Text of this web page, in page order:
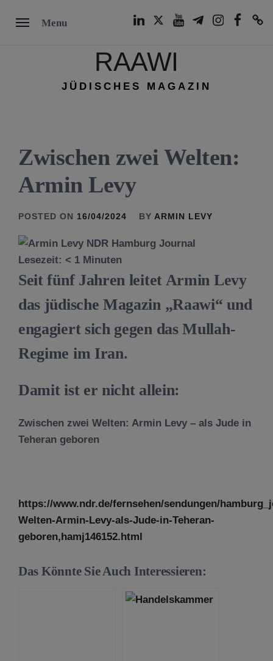
Menu
RAAWI
JÜDISCHES MAGAZIN
Zwischen zwei Welten:
Armin Levy
POSTED ON 16/04/2024 BY ARMIN LEVY
Lesezeit: < 1 Minuten
Seit fünf Jahren leitet Armin Levy
das jüdische Magazin „Raawi“ und
engagiert sich gegen das Mullah-
Regime im Iran.
Damit ist er nicht allein:
Zwischen zwei Welten: Armin Levy – als Jude in
Teheran geboren
https://www.ndr.de/fernsehen/sendungen/
Welten-Armin-Levy-als-Jude-in-Teheran-
geboren,hamj146152.html
Das Könnte Sie Auch Interessieren: